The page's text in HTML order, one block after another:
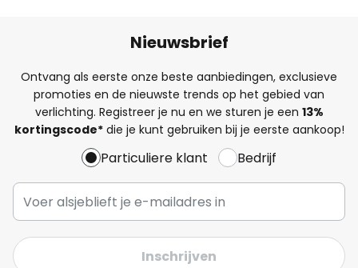
Nieuwsbrief
Ontvang als eerste onze beste aanbiedingen, exclusieve
promoties en de nieuwste trends op het gebied van
verlichting. Registreer je nu en we sturen je een 13%
kortingscode*die je kunt gebruiken bij je eerste aankoop!
Particuliere klant Bedrijf
Inschrijven